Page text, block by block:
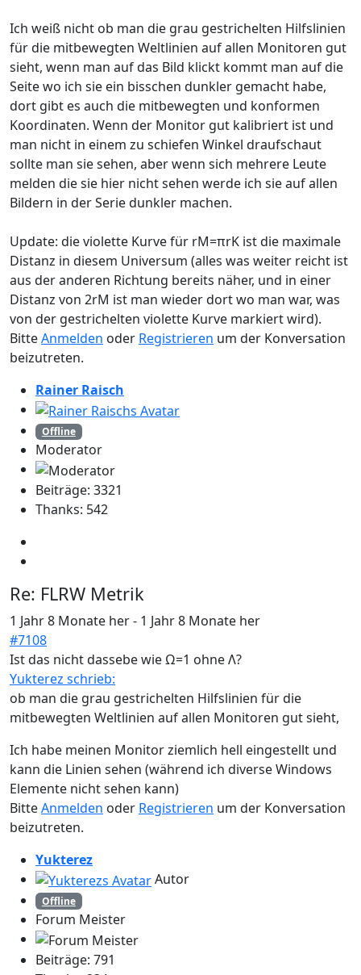
Ich weiß nicht ob man die grau gestrichelten Hilfslinien
für die mitbewegten Weltlinien auf allen Monitoren gut
sieht, wenn man auf das Bild klickt kommt man auf die
Seite wo ich sie ein bisschen dunkler gemacht habe,
dort gibt es auch die mitbewegten und konformen
Koordinaten. Wenn der Monitor gut kalibriert ist und
man nicht in einem zu schiefen Winkel draufschaut
sollte man sie sehen, aber wenn sich mehrere Leute
melden die sie hier nicht sehen werde ich sie auf allen
Bildern in der Serie dunkler machen.
Update: die violette Kurve für rM=πrK ist die maximale
Distanz in diesem Universum (alles was weiter reicht ist
aus der anderen Richtung bereits näher, und in einer
Distanz von 2rM ist man wieder dort wo man war, was
von der gestrichelten violette Kurve markiert wird).
BitteAnmelden oder Registrieren um der Konversation
beizutreten.
Rainer Raisch
Offline
Moderator
Beiträge: 3321
Thanks: 542
Re: FLRW Metrik
1 Jahr 8 Monate her- 1 Jahr 8 Monate her
#7108
Ist das nicht dassebe wie Ω=1 ohne Λ?
Yukterez schrieb:
ob man die grau gestrichelten Hilfslinien für die
mitbewegten Weltlinien auf allen Monitoren gut sieht,
Ich habe meinen Monitor ziemlich hell eingestellt und
kann die Linien sehen (während ich diverse Windows
Elemente nicht sehen kann)
BitteAnmelden oder Registrieren um der Konversation
beizutreten.
Yukterez
Autor
Offline
Forum Meister
Beiträge: 791